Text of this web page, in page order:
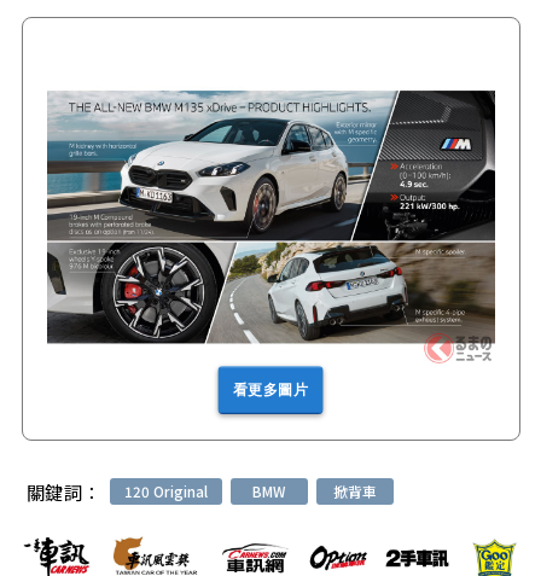
看更多圖片
關鍵詞： 120 Original BMW 掀背車